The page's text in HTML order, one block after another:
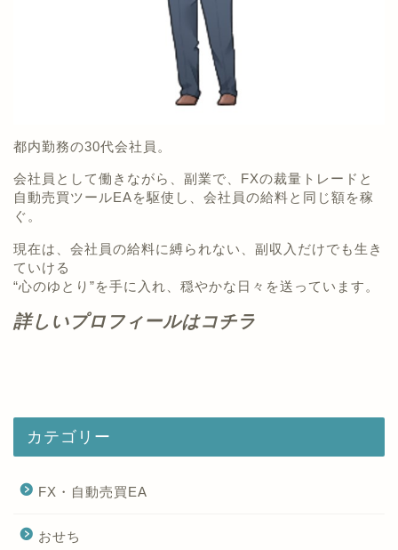
都内勤務の30代会社員。
会社員として働きながら、副業で、FXの裁量トレードと
自動売買ツールEAを駆使し、会社員の給料と同じ額を稼
ぐ。
現在は、会社員の給料に縛られない、副収入だけでも生き
ていける
“心のゆとり”を手に入れ、穏やかな日々を送っています。
詳しいプロフィールはコチラ
カテゴリー
FX・自動売買EA
おせち